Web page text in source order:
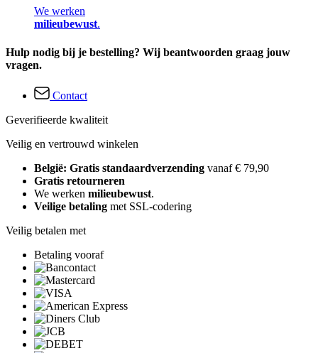
We werken
milieubewust.
Hulp nodig bij je bestelling? Wij beantwoorden graag jouw
vragen.
Contact
Geverifieerde kwaliteit
Veilig en vertrouwd winkelen
België: Gratis standaardverzending vanaf € 79,90
Gratis retourneren
We werken milieubewust.
Veilige betaling met SSL-codering
Veilig betalen met
Betaling vooraf